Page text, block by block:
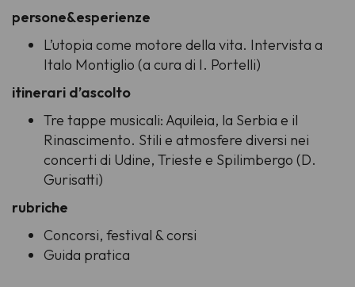
persone&esperienze
L’utopia come motore della vita. Intervista a
Italo Montiglio (a cura di I. Portelli)
itinerari d’ascolto
Tre tappe musicali: Aquileia, la Serbia e il
Rinascimento. Stili e atmosfere diversi nei
concerti di Udine, Trieste e Spilimbergo (D.
Gurisatti)
rubriche
Concorsi, festival & corsi
Guida pratica